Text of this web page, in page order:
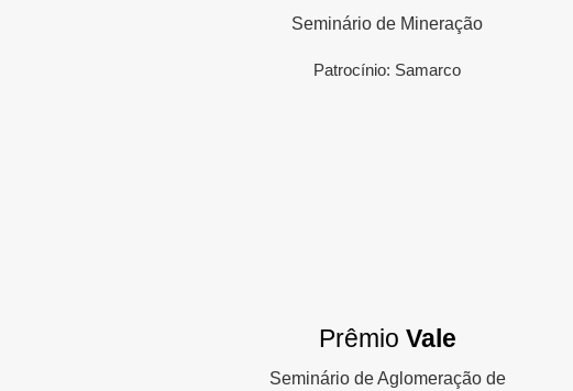
Seminário de Mineração
Patrocínio: Samarco
Prêmio Vale
Seminário de Aglomeração de